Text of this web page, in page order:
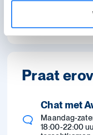
De laatste controle
Praat
Chat met
Maandag-
18:00-22:00